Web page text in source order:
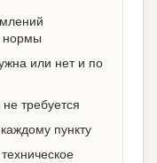
нормы
или нет и по
требуется
пункту